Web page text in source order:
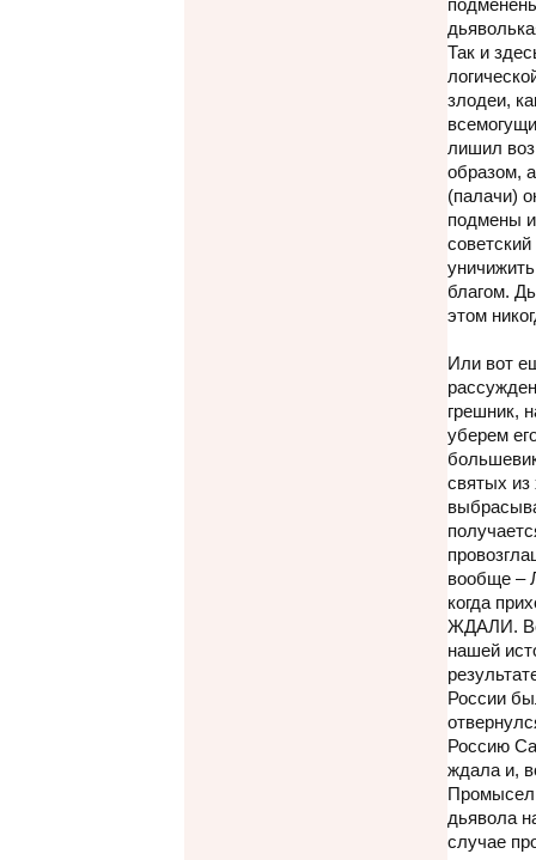
Так и
злодеи,
лишил
образом,
(палачи)
подмены
благом.
этом
Или вот
грешник,
уберем
святых
вообще –
когда
ЖДАЛИ.
нашей
России
Россию
ждала и,
Промысел
дьявола
случае